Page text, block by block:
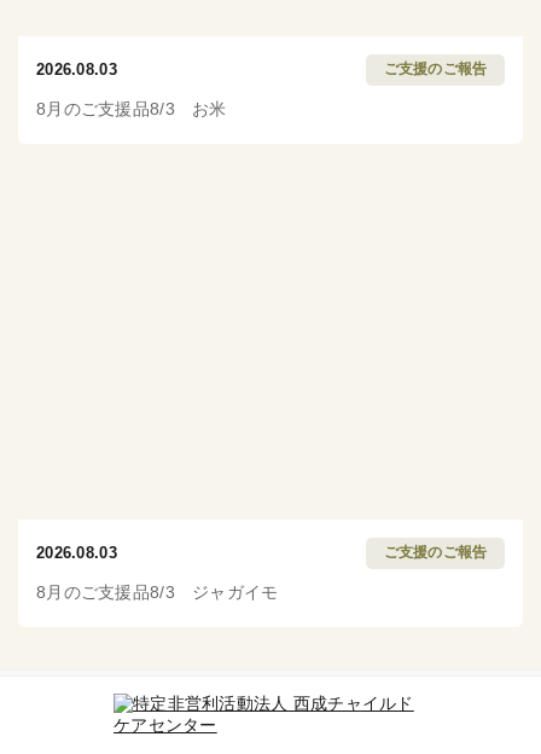
2026.08.03 ご支援のご報告
8月のご支援品8/3 お米
2026.08.03 ご支援のご報告
8月のご支援品8/3 ジャガイモ